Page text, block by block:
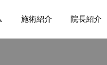
施術紹介 院長紹介